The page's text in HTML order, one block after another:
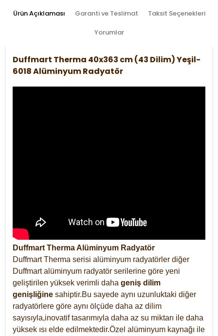
Ürün Açıklaması Garanti ve Teslimat Taksit Seçenekleri
Yorumlar
Duffmart Therma 40x363 cm (43 Dilim) Yeşil-
6018 Alüminyum Radyatör
Duffmart Therma Alüminyum Radyatör
Duffmart Therma serisi alüminyum radyatörler diğer
Duffmart alüminyum radyatör serilerine göre yeni
geliştirilen yüksek verimli daha geniş dilim
genişliğine sahiptir.Bu sayede aynı uzunluktaki diğer
radyatörlere göre aynı ölçüde daha az dilim
sayısıyla,inovatif tasarımıyla daha az su miktarı ile daha
yüksek ısı elde edilmektedir.Özel alüminyum kaynağı ile